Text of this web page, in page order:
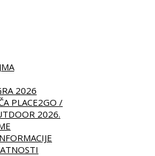
2026
PLACE2GO /
2026.